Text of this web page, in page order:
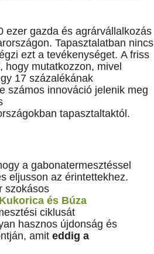
ezer gazda és agrárvállalkozás
Tapasztalatban nincs
ezt a tevékenységet. A friss
mutatkozzon, mivel
17 százalékának
számos innováció jelenik meg
tapasztaltaktól.
a gabonatermesztéssel
eljusson az érintettekhez.
szokásos
Kukorica és Búza
ciklusát
hasznos újdonság és
amit eddig a